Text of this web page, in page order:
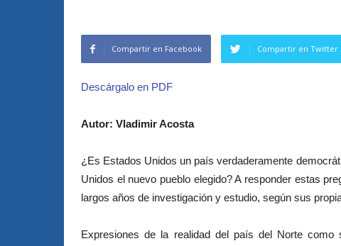
Compartir en Facebook Compartir en Twitter
Descárgalo en PDF
Autor: Vladimir Acosta
¿Es Estados Unidos un país verdaderamente
Unidos el nuevo pueblo elegido? A responder estas
largos años de investigación y estudio, según sus
Expresiones de la realidad del país del Norte